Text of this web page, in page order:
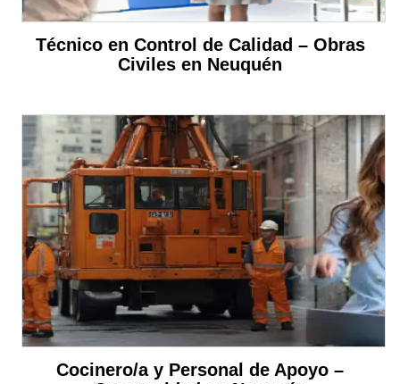
Técnico en Control de Calidad – Obras
Civiles en Neuquén
Cocinero/a y Personal de Apoyo –